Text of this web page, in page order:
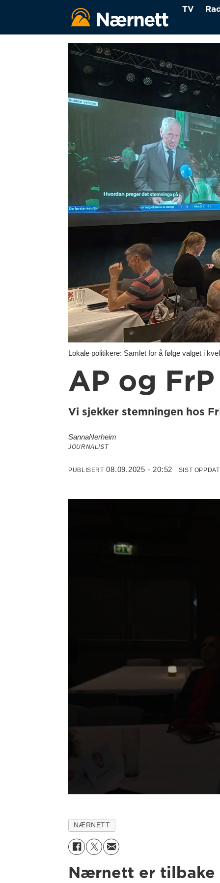
TV
Lokale politikere: Samlet for å følge valget i
AP og
Vi sjekker stemningen hos
SannaNerheim
JOURNALIST
PUBLISERT 08.09.2025 - 20:52 SIST
NÆRNETT
Nærnett er tilbake